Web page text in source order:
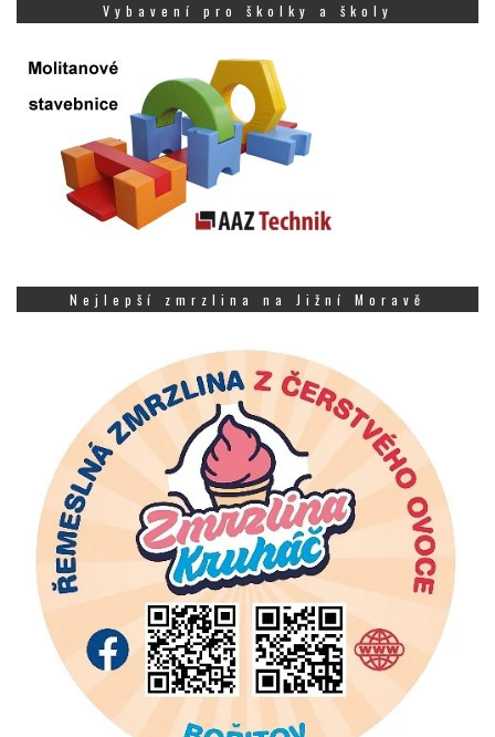
Vybavení pro školky a školy
Nejlepší zmrzlina na Jižní Moravě